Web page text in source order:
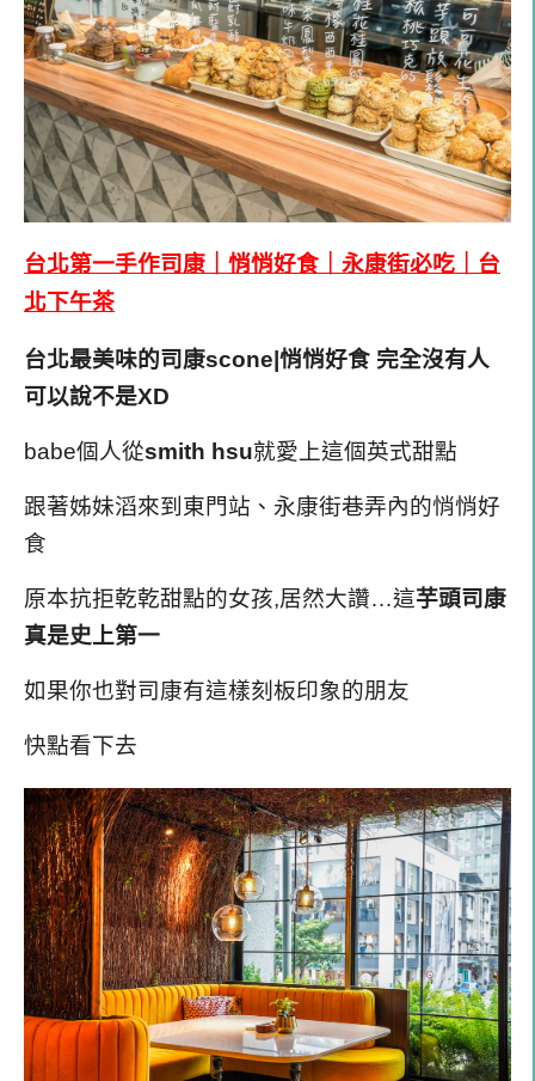
台北第一手作司康｜悄悄好食｜永康街必吃｜台
北下午茶
台北最美味的司康scone| 悄悄好食 完全沒有人
可以說不是XD
babe個人從smith hsu就愛上這個英式甜點
跟著姊妹滔來到 東門站、永康街巷弄內的悄悄好
食
原本抗拒乾乾甜點的女孩,居然大讚…這芋頭司康
真是史上第一
如果你也對司康有這樣刻板印象的朋友
快點看下去